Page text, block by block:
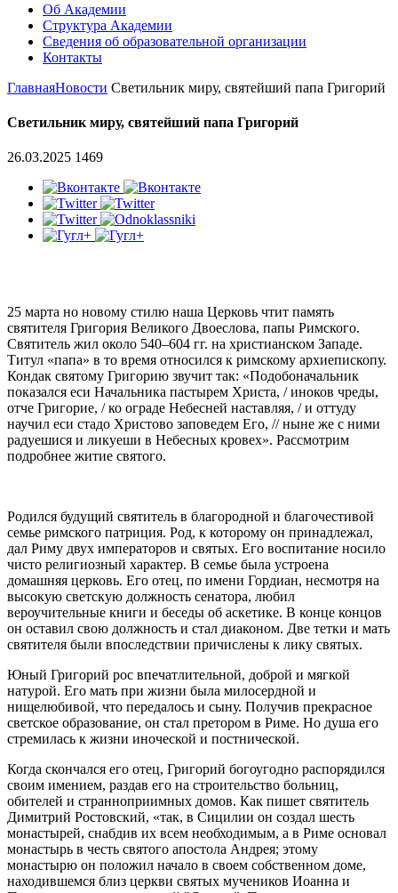
Об Академии
Структура Академии
Сведения об образовательной организации
Контакты
ГлавнаяНовости Светильник миру, святейший папа Григорий
Светильник миру, святейший папа Григорий
26.03.2025 1469
25 марта но новому стилю наша Церковь чтит память
святителя Григория Великого Двоеслова, папы Римского.
Святитель жил около 540–604 гг. на христианском Западе.
Титул «папа» в то время относился к римскому архиепископу.
Кондак святому Григорию звучит так: «Подобоначальник
показался еси Начальника пастырем Христа, / иноков чреды,
отче Григорие, / ко ограде Небесней наставляя, / и оттуду
научил еси стадо Христово заповедем Его, // ныне же с ними
радуешися и ликуеши в Небесных кровех». Рассмотрим
подробнее житие святого.
Родился будущий святитель в благородной и благочестивой
семье римского патриция. Род, к которому он принадлежал,
дал Риму двух императоров и святых. Его воспитание носило
чисто религиозный характер. В семье была устроена
домашняя церковь. Его отец, по имени Гордиан, несмотря на
высокую светскую должность сенатора, любил
вероучительные книги и беседы об аскетике. В конце концов
он оставил свою должность и стал диаконом. Две тетки и мать
святителя были впоследствии причислены к лику святых.
Юный Григорий рос впечатлительной, доброй и мягкой
натурой. Его мать при жизни была милосердной и
нищелюбивой, что передалось и сыну. Получив прекрасное
светское образование, он стал претором в Риме. Но душа его
стремилась к жизни иноческой и постнической.
Когда скончался его отец, Григорий богоугодно распорядился
своим имением, раздав его на строительство больниц,
обителей и странноприимных домов. Как пишет святитель
Димитрий Ростовский, «так, в Сицилии он создал шесть
монастырей, снабдив их всем необходимым, а в Риме основал
монастырь в честь святого апостола Андрея; этому
монастырю он положил начало в своем собственном доме,
находившемся близ церкви святых мучеников Иоанна и